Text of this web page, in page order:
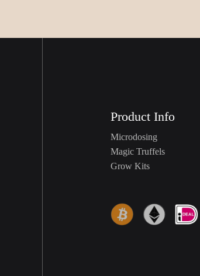
Product Info
Microdosing
Magic Truffels
Grow Kits